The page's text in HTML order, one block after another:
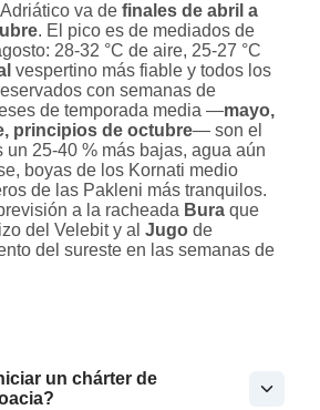
va de finales de abril a
. El pico es de mediados de
28-32 °C de aire, 25-27 °C
vespertino más fiable y todos los
con semanas de
de temporada media —mayo,
principios de octubre— son el
un 25-40 % más bajas, agua aún
boyas de los Kornati medio
de las Pakleni más tranquilos.
a la racheada Bura que
del Velebit y al Jugo de
del sureste en las semanas de
un chárter de